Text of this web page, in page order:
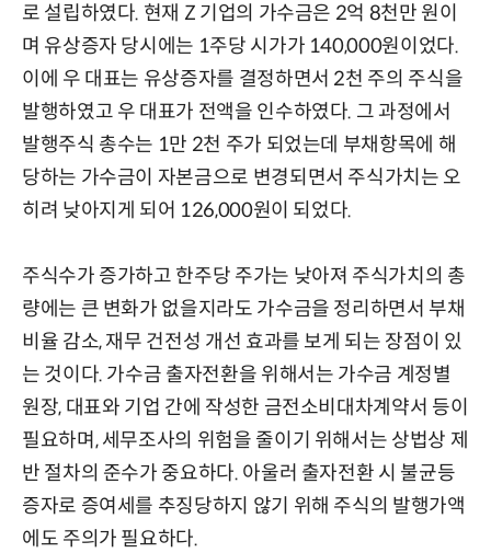
로 설립하였다. 현재 Z 기업의 가수금은 2억 8천만 원이
며 유상증자 당시에는 1주당 시가가 140,000원이었다.
이에 우 대표는 유상증자를 결정하면서 2천 주의 주식을
발행하였고 우 대표가 전액을 인수하였다. 그 과정에서
발행주식 총수는 1만 2천 주가 되었는데 부채항목에 해
당하는 가수금이 자본금으로 변경되면서 주식가치는 오
히려 낮아지게 되어 126,000원이 되었다.
주식수가 증가하고 한주당 주가는 낮아져 주식가치의 총
량에는 큰 변화가 없을지라도 가수금을 정리하면서 부채
비율 감소, 재무 건전성 개선 효과를 보게 되는 장점이 있
는 것이다. 가수금 출자전환을 위해서는 가수금 계정별
원장, 대표와 기업 간에 작성한 금전소비대차계약서 등이
필요하며, 세무조사의 위험을 줄이기 위해서는 상법상 제
반 절차의 준수가 중요하다. 아울러 출자전환 시 불균등
증자로 증여세를 추징당하지 않기 위해 주식의 발행가액
에도 주의가 필요하다.